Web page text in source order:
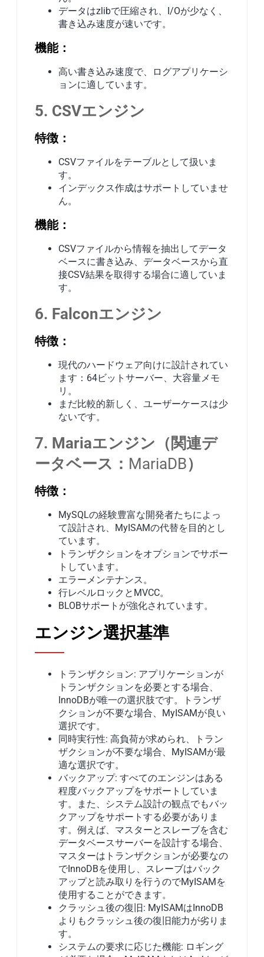
データはzlibで圧縮され、I/Oが少なく、
書き込み速度が速いです。
機能：
高い書き込み速度で、ログアプリケーシ
ョンに適しています。
5. CSVエンジン
特徴：
CSVファイルをテーブルとして扱いま
す。
インデックス作成はサポートしていませ
ん。
機能：
CSVファイルから情報を抽出してデータ
ベースに書き込み、データベースから直
接CSV結果を取得する場合に適していま
す。
6. Falconエンジン
特徴：
現代のハードウェア向けに設計されてい
ます：64ビットサーバー、大容量メモ
リ。
まだ比較的新しく、ユーザーケースは少
ないです。
7. Mariaエンジン（関連デ
ータベース： MariaDB）
特徴：
MySQLの経験豊富な開発者たちによっ
て設計され、MyISAMの代替を目的とし
ています。
トランザクションをオプションでサポー
トしています。
エラーメンテナンス。
行レベルロックとMVCC。
BLOBサポートが強化されています。
エンジン選択基準
トランザクション: アプリケーションが
トランザクションを必要とする場合、
InnoDBが唯一の選択肢です。トランザ
クションが不要な場合、MyISAMが良い
選択です。
同時実行性: 高負荷が求められ、トラン
ザクションが不要な場合、MyISAMが最
適な選択です。
バックアップ: すべてのエンジンはある
程度バックアップをサポートしていま
す。また、システム設計の観点でもバッ
クアップをサポートする必要がありま
す。例えば、マスターとスレーブを含む
データベースサーバーを設計する場合、
マスターはトランザクションが必要なの
でInnoDBを使用し、スレーブはバック
アップと読み取りを行うのでMyISAMを
使用することができます。
クラッシュ後の復旧: MyISAMはInnoDB
よりもクラッシュ後の復旧能力が劣りま
す。
システムの要求に応じた機能: ロギング